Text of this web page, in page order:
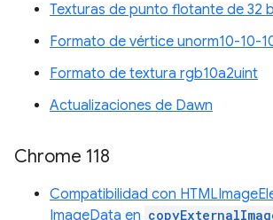
Texturas de punto flotante de 32
Formato de vértice unorm10-10-
Formato de textura rgb10a2uint
Actualizaciones de Dawn
Chrome 118
Compatibilidad con
ImageData en